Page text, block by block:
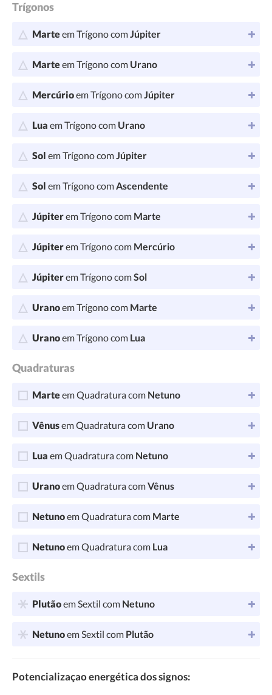
Trígonos
Marteem Trígono comJúpiter
Marteem Trígono com Urano
Mercúrioem Trígono comJúpiter
Lua em Trígono com Urano
Sol em Trígono comJúpiter
Sol em Trígono comAscendente
Júpiterem Trígono com Marte
Júpiterem Trígono com Mercúrio
Júpiterem Trígono comSol
Uranoem Trígono com Marte
Uranoem Trígono com Lua
Quadraturas
Marteem Quadratura com Netuno
Vênusem Quadratura com Urano
Lua em Quadratura com Netuno
Uranoem Quadratura comVênus
Netunoem Quadratura com Marte
Netunoem Quadratura com Lua
Sextils
Plutãoem Sextil com Netuno
Netunoem Sextil com Plutão
Potencializaçao energética dos signos: